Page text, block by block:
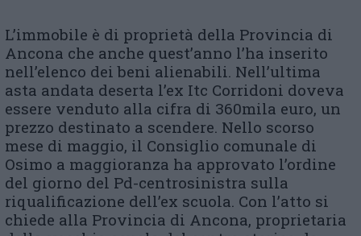
L’immobile è di proprietà della Provincia di
Ancona che anche quest’anno l’ha inserito
nell’elenco dei beni alienabili. Nell’ultima
asta andata deserta l’ex Itc Corridoni doveva
essere venduto alla cifra di 360mila euro, un
prezzo destinato a scendere. Nello scorso
mese di maggio, il Consiglio comunale di
Osimo a maggioranza ha approvato l’ordine
del giorno del Pd-centrosinistra sulla
riqualificazione dell’ex scuola. Con l’atto si
chiede alla Provincia di Ancona, proprietaria